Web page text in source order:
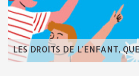
LES DROITS DE L'ENFANT,